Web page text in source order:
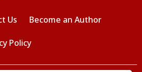
Us Become an Author
Policy